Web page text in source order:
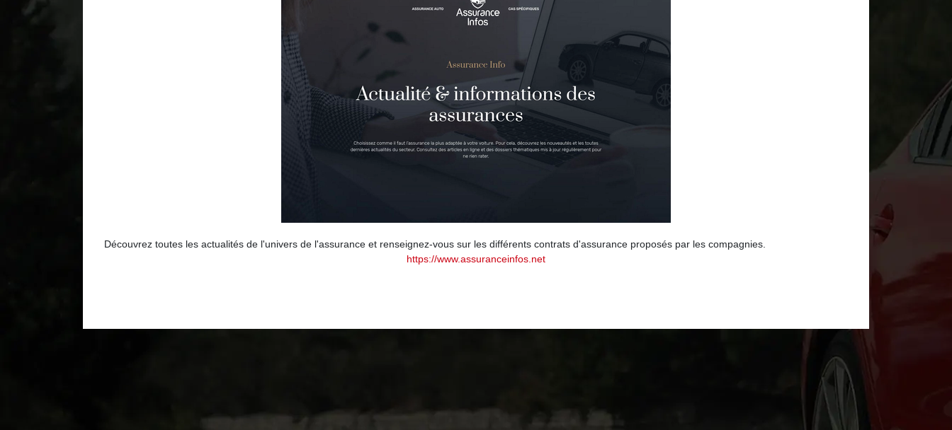
Découvrez toutes les actualités de l'univers de l'assurance et renseignez-vous sur les différents contrats d'assurance proposés par les compagnies.
https://www.assuranceinfos.net